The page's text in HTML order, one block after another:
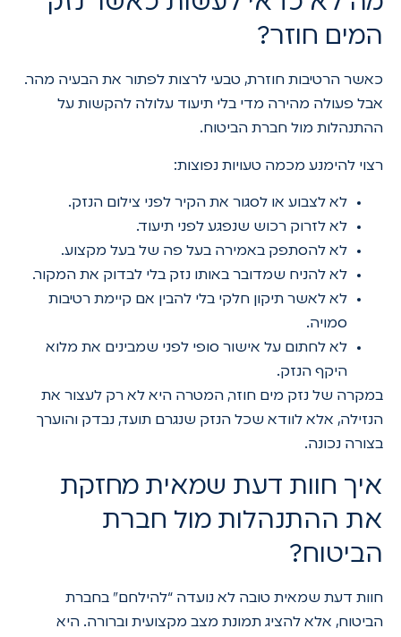
המים חוזר?
כאשר הרטיבות חוזרת, טבעי לרצות לפתור את הבעיה מהר.
אבל פעולה מהירה מדי בלי תיעוד עלולה להקשות על
ההתנהלות מול חברת הביטוח.
רצוי להימנע מכמה טעויות נפוצות:
לא לצבוע או לסגור את הקיר לפני צילום הנזק.
לא לזרוק רכוש שנפגע לפני תיעוד.
לא להסתפק באמירה בעל פה של בעל מקצוע.
לא להניח שמדובר באותו נזק בלי לבדוק את המקור.
לא לאשר תיקון חלקי בלי להבין אם קיימת רטיבות
סמויה.
לא לחתום על אישור סופי לפני שמבינים את מלוא
היקף הנזק.
במקרה של נזק מים חוזר, המטרה היא לא רק לעצור את
הנזילה, אלא לוודא שכל הנזק שנגרם תועד, נבדק והוערך
בצורה נכונה.
איך חוות דעת שמאית מחזקת
את ההתנהלות מול חברת
הביטוח?
חוות דעת שמאית טובה לא נועדה “להילחם” בחברת
הביטוח, אלא להציג תמונת מצב מקצועית וברורה. היא